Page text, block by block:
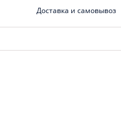
Доставка и самовывоз